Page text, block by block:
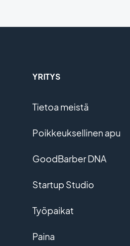
YRITYS
Tietoa meistä
Poikkeuksellinen apu
GoodBarber DNA
Startup Studio
Työpaikat
Paina